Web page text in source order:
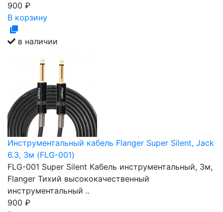
900 ₽
В корзину
в наличии
Инструментальный кабель Flanger Super Silent, Jack
6.3, 3м (FLG-001)
FLG-001 Super Silent Кабель инструментальный, 3м,
Flanger Тихий высококачественный
инструментальный ..
900 ₽